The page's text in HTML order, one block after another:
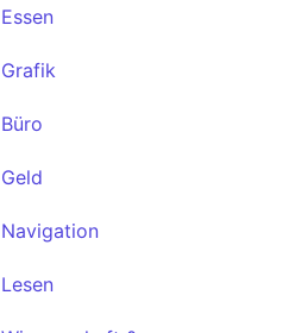
Essen
Grafik
Büro
Geld
Navigation
Lesen